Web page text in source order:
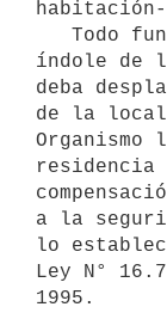
índole de
deba
de la
Organismo
a la
lo
Ley N°
1995.